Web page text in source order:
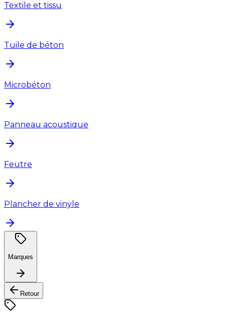
Textile et tissu
Tuile de béton
Microbéton
Panneau acoustique
Feutre
Plancher de vinyle
Marques
Retour